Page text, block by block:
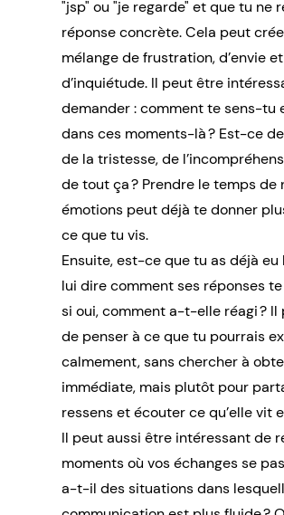
"jsp" ou "je regarde" et que tu ne
réponse concrète. Cela peut
mélange de frustration, d’envie
d’inquiétude. Il peut être
demander : comment te sens-tu
dans ces moments-là ? Est-ce
de la tristesse, de
de tout ça ? Prendre le temps de
émotions peut déjà te donner
ce que tu vis.
Ensuite, est-ce que tu as déjà eu
lui dire comment ses réponses
si oui, comment a-t-elle réagi ?
de penser à ce que tu pourrais
calmement, sans chercher à
immédiate, mais plutôt pour
ressens et écouter ce qu’elle vit
Il peut aussi être intéressant de
moments où vos échanges se
a-t-il des situations dans